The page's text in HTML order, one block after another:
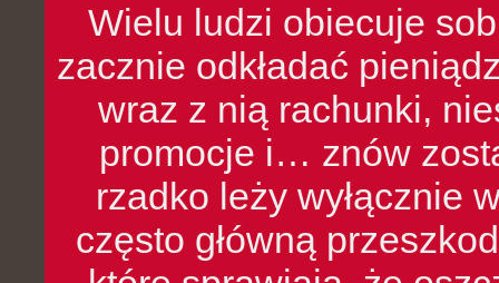
Wielu ludzi obiecuje
zacznie odkładać
wraz z nią rachunki,
promocje i… znów
rzadko leży wyłącznie
często główną